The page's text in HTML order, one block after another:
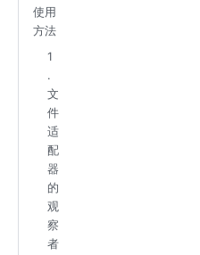
使用
方法
1
.
文
件
适
配
器
的
观
察
者